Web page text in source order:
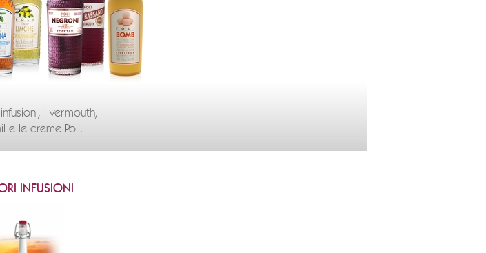
i vermouth,
e le creme Poli.
INFUSIONI